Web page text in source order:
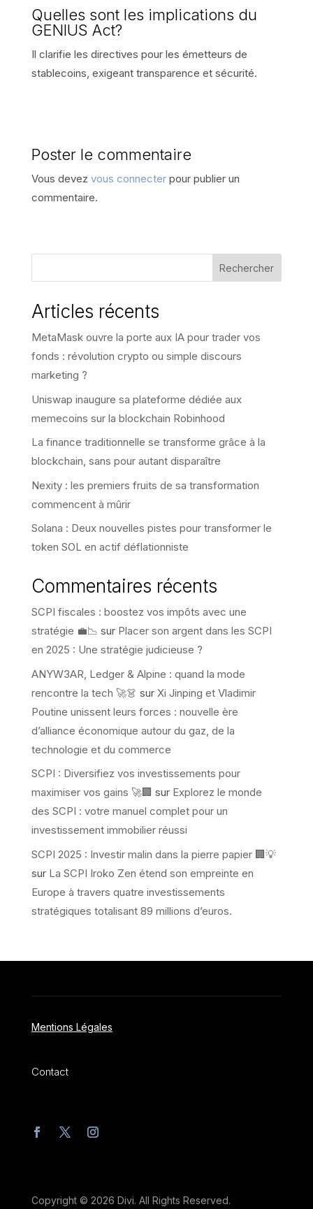
Quelles sont les implications du
GENIUS Act?
Il clarifie les directives pour les émetteurs de
stablecoins, exigeant transparence et sécurité.
Poster le commentaire
Vous devez vous connecterpour publier un
commentaire.
Rechercher
Articles récents
MetaMask ouvre la porte aux IA pour trader vos
fonds : révolution crypto ou simple discours
marketing ?
Uniswap inaugure sa plateforme dédiée aux
memecoins sur la blockchain Robinhood
La finance traditionnelle se transforme grâce à la
blockchain, sans pour autant disparaître
Nexity : les premiers fruits de sa transformation
commencent à mûrir
Solana : Deux nouvelles pistes pour transformer le
token SOL en actif déflationniste
Commentaires récents
SCPI fiscales : boostez vos impôts avec une
stratégie 💼📉 sur Placer son argent dans les SCPI
en 2025 : Une stratégie judicieuse ?
ANYW3AR, Ledger & Alpine : quand la mode
rencontre la tech 🚀👗 sur Xi Jinping et Vladimir
Poutine unissent leurs forces : nouvelle ère
d’alliance économique autour du gaz, de la
technologie et du commerce
SCPI : Diversifiez vos investissements pour
maximiser vos gains 🚀🏢 sur Explorez le monde
des SCPI : votre manuel complet pour un
investissement immobilier réussi
SCPI 2025 : Investir malin dans la pierre papier 🏢💡
sur La SCPI Iroko Zen étend son empreinte en
Europe à travers quatre investissements
stratégiques totalisant 89 millions d’euros.
Mentions Légales
Contact
Copyright © 2026 Divi. All Rights Reserved.